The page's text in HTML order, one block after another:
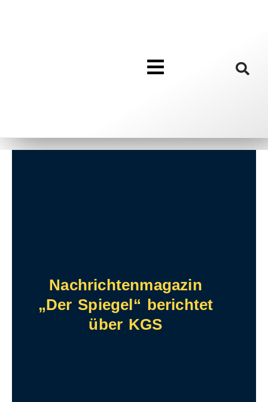
Nachrichtenmagazin
„Der Spiegel“ berichtet
über KGS